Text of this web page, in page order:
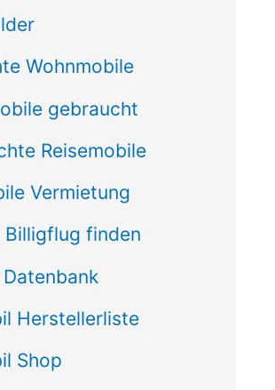
Wohnmobile
gebraucht
Reisemobile
Vermietung
Billigflug finden
Herstellerliste
Shop